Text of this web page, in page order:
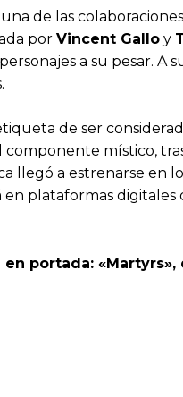
de las
por Vincent Gallo y
a su pesar. A
de ser
componente místico,
a estrenarse en
plataformas digitales
en portada: «Martyrs»,